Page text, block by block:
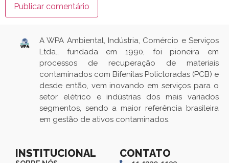
A WPA Ambiental, Indústria, Comércio e Serviços
Ltda., fundada em 1990, foi pioneira em
processos de recuperação de materiais
contaminados com Bifenilas Policloradas (PCB) e
desde então, vem inovando em serviços para o
setor elétrico e indústrias dos mais variados
segmentos, sendo a maior referência brasileira
em gestão de ativos contaminados.
INSTITUCIONAL CONTATO